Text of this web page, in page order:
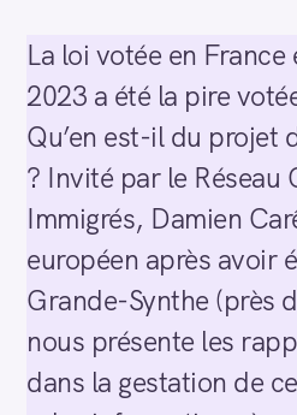
La loi votée en France
2023 a été la pire
Qu’en est-il du projet
? Invité par le Réseau
Immigrés, Damien
européen après avoir
Grande-Synthe (près
nous présente les
dans la gestation de